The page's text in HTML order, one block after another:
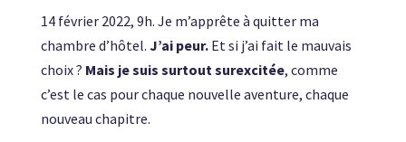
14 février 2022, 9h. Je m’apprête à quitter ma
chambre d’hôtel. J’ai peur.Et si j’ai fait le mauvais
choix ? Mais je suis surtout surexcitée, comme
c’est le cas pour chaque nouvelle aventure, chaque
nouveau chapitre.